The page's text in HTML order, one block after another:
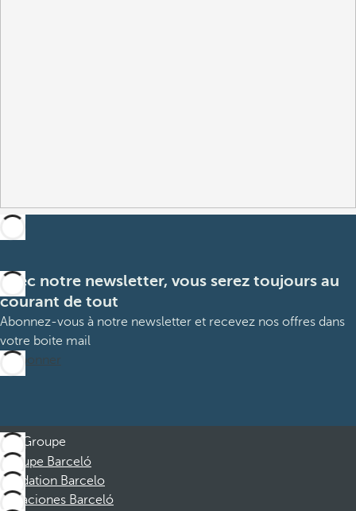
Avec notre newsletter, vous serez toujours au
courant de tout
Abonnez-vous à notre newsletter et recevez nos offres dans
votre boite mail
M’abonner
Groupe
Groupe Barceló
Fondation Barcelo
Vacaciones Barceló